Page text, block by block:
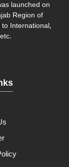
launched on
Region of
International,